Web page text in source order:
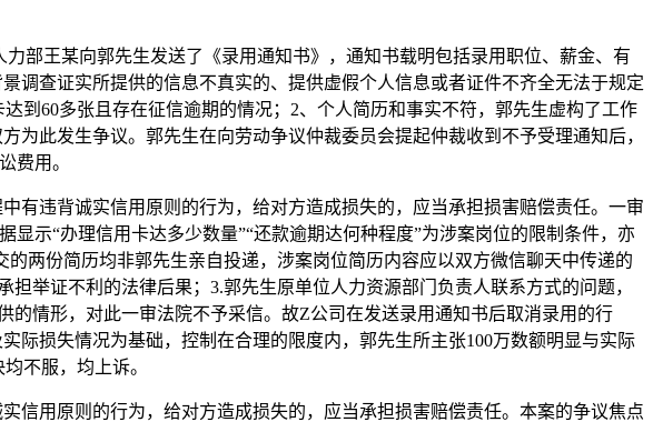
部王某向郭先生发送了《录用通知书》，通知书载明包括录用职位、薪金、有
调查证实所提供的信息不真实的、提供虚假个人信息或者证件不齐全无法于规定
达到60多张且存在征信逾期的情况； 2、个人简历和事实不符，郭先生虚构了工作
此发生争议。郭先生在向劳动争议仲裁委员会提起仲裁收到不予受理通知后，
费用。
有违背诚实信用原则的行为，给对方造成损失的，应当承担损害赔偿责任。一审
示“办理信用卡达多少数量”“还款逾期达何种程度”为涉案岗位的限制条件，亦
两份简历均非郭先生亲自投递，涉案岗位简历内容应以双方微信聊天中传递的
举证不利的法律后果；3.郭先生原单位人力资源部门负责人联系方式的问题，
情形，对此一审法院不予采信。故Z公司在发送录用通知书后取消录用的行
际损失情况为基础，控制在合理的限度内，郭先生所主张100万数额明显与实际
不服，均上诉。
信用原则的行为，给对方造成损失的，应当承担损害赔偿责任。本案的争议焦点